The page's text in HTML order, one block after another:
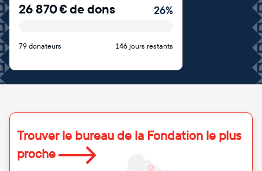
26 870€de dons 26%
79 donateurs 146 jours restants
Trouver le bureau de la Fondation le plus
proche